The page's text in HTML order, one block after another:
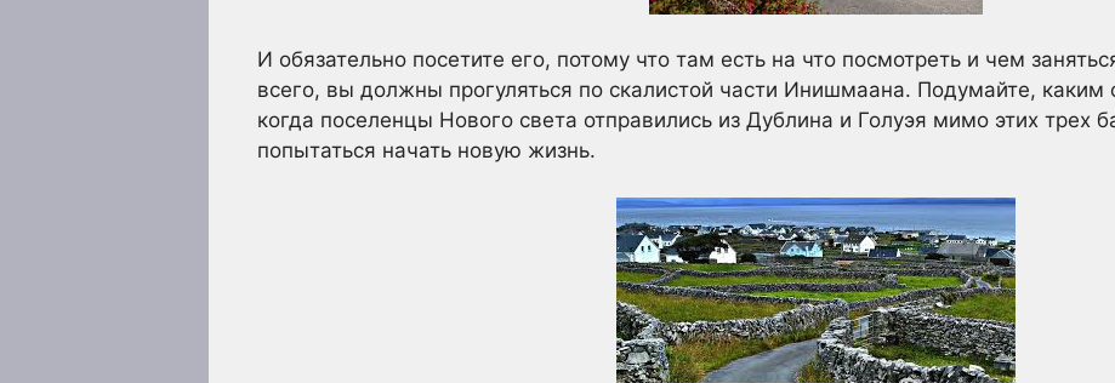
И обязательно посетите его, потому что там есть на что посмотреть и чем
всего, вы должны прогуляться по скалистой части Инишмаана. Подумайте,
когда поселенцы Нового света отправились из Дублина и Голуэя мимо этих трех
попытаться начать новую жизнь.